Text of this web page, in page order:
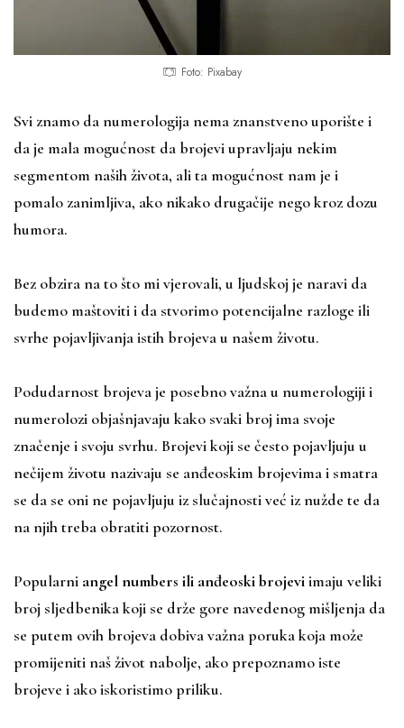
Foto: Pixabay
Svi znamo da numerologija nema znanstveno uporište i
da je mala mogućnost da brojevi upravljaju nekim
segmentom naših života, ali ta mogućnost nam je i
pomalo zanimljiva, ako nikako drugačije nego kroz dozu
humora.
Bez obzira na to što mi vjerovali, u ljudskoj je naravi da
budemo maštoviti i da stvorimo potencijalne razloge ili
svrhe pojavljivanja istih brojeva u našem životu.
Podudarnost brojeva je posebno važna u numerologiji i
numerolozi objašnjavaju kako svaki broj ima svoje
značenje i svoju svrhu. Brojevi koji se često pojavljuju u
nečijem životu nazivaju se anđeoskim brojevima i smatra
se da se oni ne pojavljuju iz slučajnosti već iz nužde te da
na njih treba obratiti pozornost.
Popularni angel numbers ili anđeoski brojeviimaju veliki
broj sljedbenika koji se drže gore navedenog mišljenja da
se putem ovih brojeva dobiva važna poruka koja može
promijeniti naš život nabolje, ako prepoznamo iste
brojeve i ako iskoristimo priliku.